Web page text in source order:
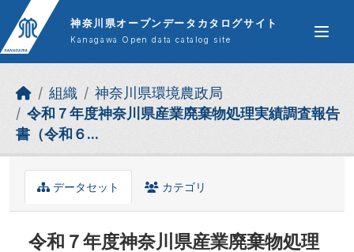
Skip to main content
神奈川県オープンデータカタログサイト
Kanagawa Open data catalog site
組織
神奈川県環境農政局
令和７年度神奈川県産業廃棄物処理実績調査報告
書（令和６...
データセット カテゴリ
令和７年度神奈川県産業廃棄物処理